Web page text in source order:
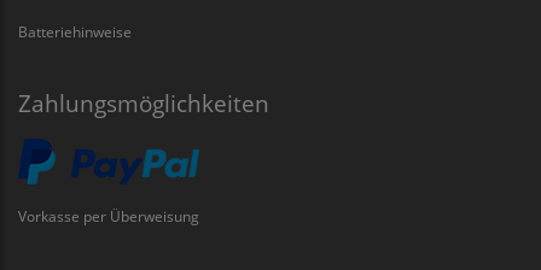
Batteriehinweise
Zahlungsmöglichkeiten
Vorkasse per Überweisung